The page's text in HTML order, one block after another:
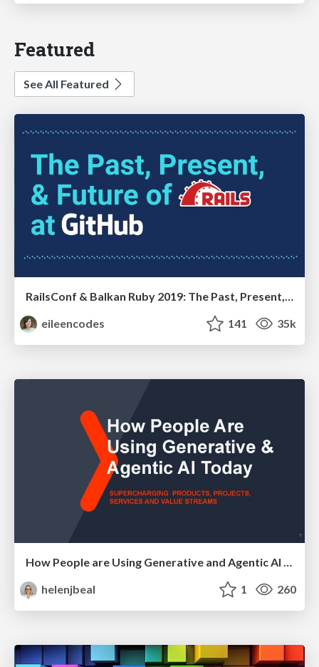
Featured
See All Featured
RailsConf & Balkan Ruby 2019: The Past, Present, and Future of Rails at GitHub
eileencodes
141 35k
How People are Using Generative and Agentic AI to Supercharge Their Products, Projects, Services and Value Streams Today
helenjbeal
1 260